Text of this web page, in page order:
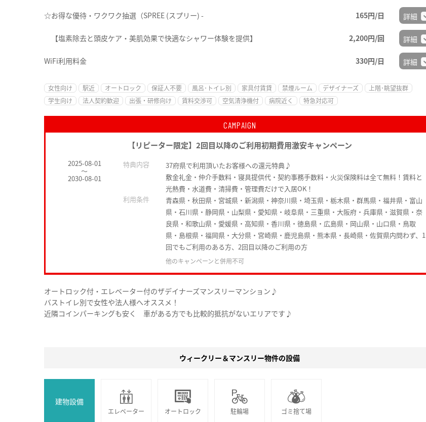
☆お得な優待・ワクワク抽選（SPREE (スプリー) - 165円/日 詳細
【塩素除去と頭皮ケア・美肌効果で快適なシャワー体験を提供】 2,200円/回 詳細
WiFi利用料金 330円/日 詳細
女性向け 駅近 オートロック 保証人不要 風呂･トイレ別 家具付賃貸 禁煙ルーム デザイナーズ
上階･眺望抜群
学生向け
法人契約歓迎 出張・研修向け 賃料交渉可 空気清浄機付 病院近く 特急対応可
CAMPAIGN
【リピーター限定】2回目以降のご利用初期費用激安キャンペーン
2025-08-01
～
2030-08-01
特典内容
37府県で利用頂いたお客様への還元特典♪
敷金礼金・仲介手数料・寝具提供代・契約事務手数料・火災保険料は全て無料！賃料と
光熱費・水道費・清掃費・管理費だけで入居OK！
利用条件
青森県・秋田県・宮城県・新潟県・神奈川県・埼玉県・栃木県・群馬県・福井県・富山
県・石川県・静岡県・山梨県・愛知県・岐阜県・三重県・大阪府・兵庫県・滋賀県・奈
良県・和歌山県・愛媛県・高知県・香川県・徳島県・広島県・岡山県・山口県・鳥取
県・島根県・福岡県・大分県・宮崎県・鹿児島県・熊本県・長崎県・佐賀県内問わず、1
回でもご利用のある方、2回目以降のご利用の方
他のキャンペーンと併用不可
オートロック付・エレベーター付のザデイナーズマンスリーマンション♪
バストイレ別で女性や法人様へオススメ！
近隣コインパーキングも安く 車がある方でも比較的抵抗がないエリアです♪
ウィークリー＆マンスリー物件の設備
建物設備
エレベーター オートロック 駐輪場 ゴミ捨て場